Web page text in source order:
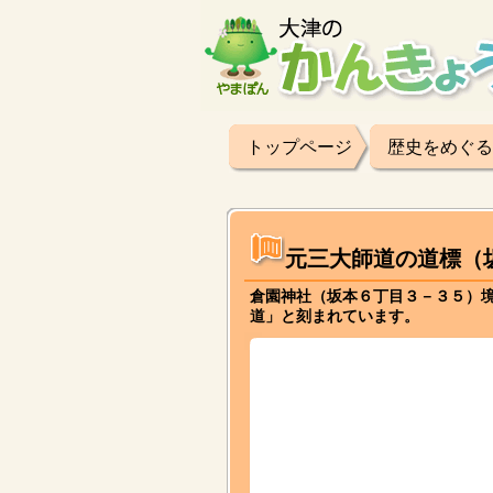
トップページ 歴史をめぐ
元三大師道の道標（
倉園神社（坂本６丁目３－３５）
道」と刻まれています。